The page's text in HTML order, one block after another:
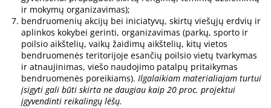
ir mokymų organizavimas);
bendruomenių akcijų bei iniciatyvų, skirtų viešųjų erdvių ir
aplinkos kokybei gerinti, organizavimas (parkų, sporto ir
poilsio aikštelių, vaikų žaidimų aikštelių, kitų vietos
bendruomenės teritorijoje esančių poilsio vietų tvarkymas
ir atnaujinimas, viešo naudojimo patalpų pritaikymas
bendruomenės poreikiams). Ilgalaikiam materialiajam turtui
įsigyti gali būti skirta ne daugiau kaip 20 proc. projektui
įgyvendinti reikalingų lėšų.